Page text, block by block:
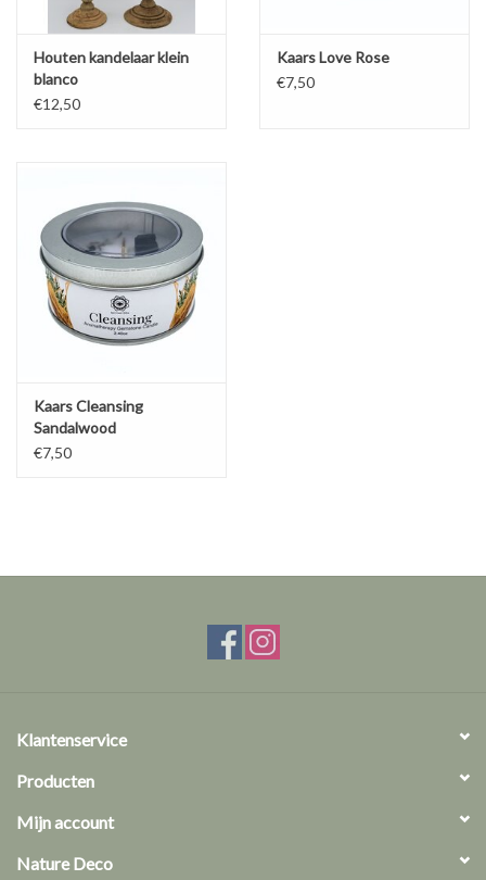
Houten kandelaar klein
blanco
€12,50
Kaars Love Rose
€7,50
Kaars Cleansing
Sandalwood
€7,50
Klantenservice
Producten
Mijn account
Nature Deco